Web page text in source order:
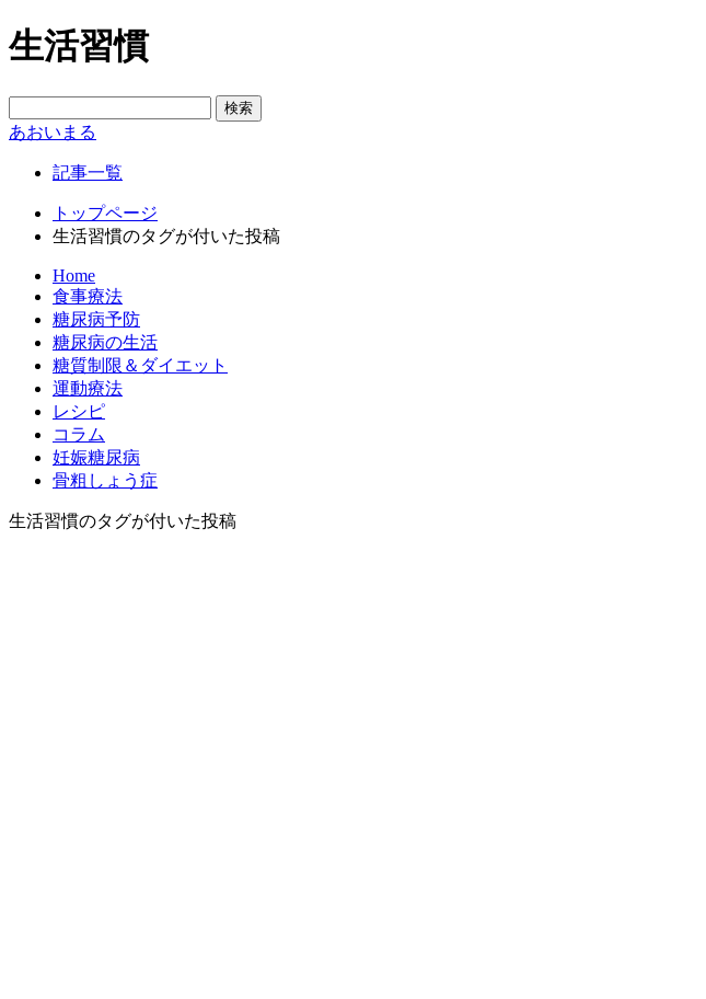
生活習慣
あおいまる
記事一覧
トップページ
生活習慣のタグが付いた投稿
Home
食事療法
糖尿病予防
糖尿病の生活
糖質制限＆ダイエット
運動療法
レシピ
コラム
妊娠糖尿病
骨粗しょう症
生活習慣のタグが付いた投稿